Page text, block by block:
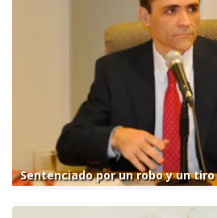
Sentenciado por un robo y un